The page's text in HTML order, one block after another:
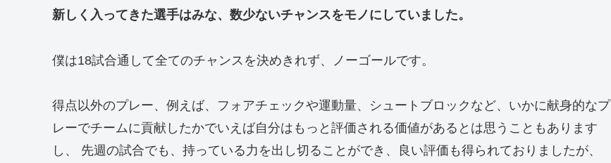
新しく入ってきた選手はみな、数少ないチャンスをモノにしていました。
僕は18試合通して全てのチャンスを決めきれず、ノーゴールです。
得点以外のプレー、例えば、フォアチェックや運動量、シュートブロックなど、いかに献身的なプ
レーでチームに貢献したかでいえば自分はもっと評価される価値があるとは思うこともあります
し、 先週の試合でも、持っている力を出し切ることができ、良い評価も得られておりましたが、